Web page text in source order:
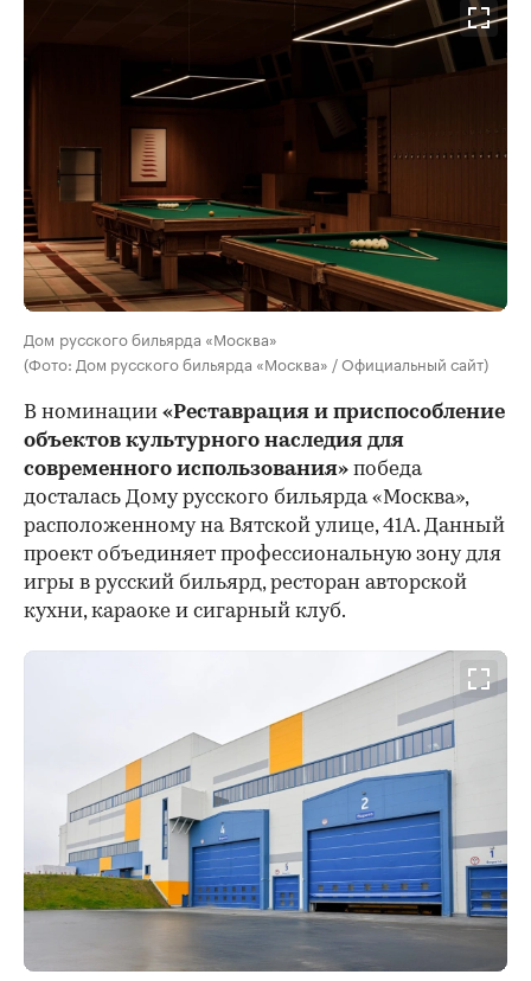
Дом русского бильярда «Москва»
(Фото: Дом русского бильярда «Москва» / Официальный сайт)
В номинации «Реставрация и приспособление
объектов культурного наследия для
современного использования» победа
досталась Дому русского бильярда «Москва»,
расположенному на Вятской улице, 41А. Данный
проект объединяет профессиональную зону для
игры в русский бильярд, ресторан авторской
кухни, караоке и сигарный клуб.